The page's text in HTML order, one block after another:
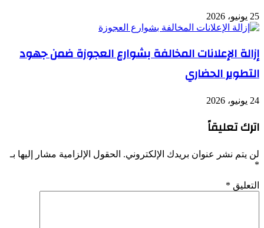
25 يونيو، 2026
إزالة الإعلانات المخالفة بشوارع العجوزة ضمن جهود
التطوير الحضاري
24 يونيو، 2026
اترك تعليقاً
لن يتم نشر عنوان بريدك الإلكتروني. الحقول الإلزامية مشار إليها بـ
*
التعليق *